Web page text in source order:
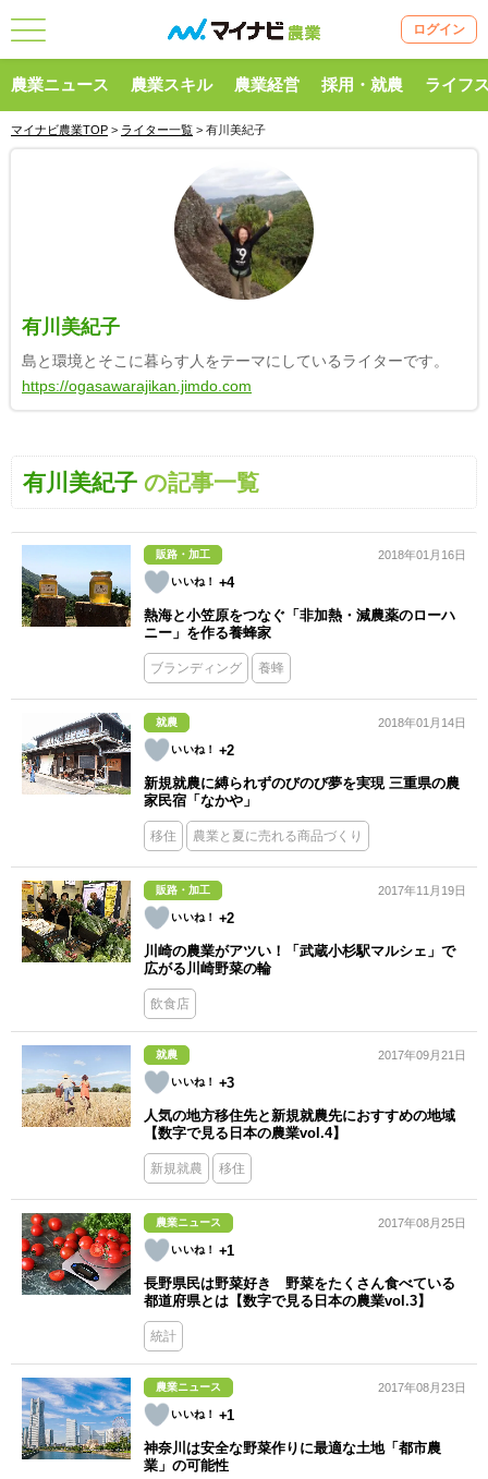
ログイン
農業ニュース 農業スキル 農業経営 採用・就農 ライフ
マイナビ農業TOP > ライター一覧 > 有川美紀子
有川美紀子
島と環境とそこに暮らす人をテーマにしているライターです。
https://ogasawarajikan.jimdo.com
有川美紀子 の記事一覧
販路・加工
+4
2018年01月16日
熱海と小笠原をつなぐ「非加熱・減農薬のローハ
ニー」を作る養蜂家
ブランディング 養蜂
就農
+2
2018年01月14日
新規就農に縛られずのびのび夢を実現 三重県の農
家民宿「なかや」
移住 農業と夏に売れる商品づくり
販路・加工
+2
2017年11月19日
川崎の農業がアツい！「武蔵小杉駅マルシェ」で
広がる川崎野菜の輪
飲食店
就農
+3
2017年09月21日
人気の地方移住先と新規就農先におすすめの地域
【数字で見る日本の農業vol.4】
新規就農 移住
農業ニュース
+1
2017年08月25日
長野県民は野菜好き 野菜をたくさん食べている
都道府県とは【数字で見る日本の農業vol.3】
統計
農業ニュース
+1
2017年08月23日
神奈川は安全な野菜作りに最適な土地「都市農
業」の可能性